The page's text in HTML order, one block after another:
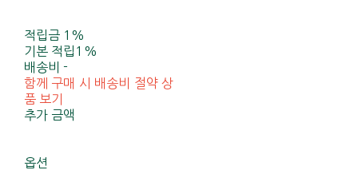
적립금 1%
기본 적립 1%
배송비-
함께 구매 시 배송비 절약 상
품 보기
추가 금액
옵션